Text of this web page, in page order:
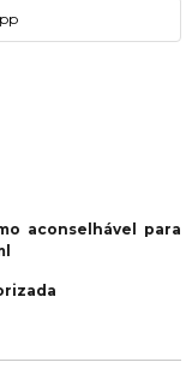
aconselhável para